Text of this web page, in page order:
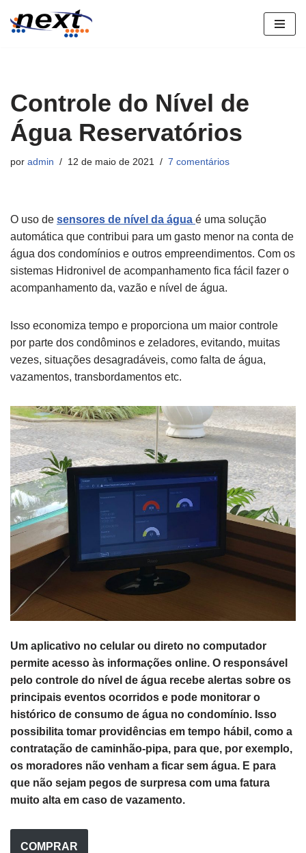
Controle do Nível de
Água Reservatórios
por admin 12 de maio de 2021 7 comentários
O uso de sensores de nível da água é uma solução
automática que contribui para um gasto menor na conta de
água dos condomínios e outros empreendimentos. Com os
sistemas Hidronivel de acompanhamento fica fácil fazer o
acompanhamento da, vazão e nível de água.
Isso economiza tempo e proporciona um maior controle
por parte dos condôminos e zeladores, evitando, muitas
vezes, situações desagradáveis, como falta de água,
vazamentos, transbordamentos etc.
Um aplicativo no celular ou direto no computador
permite acesso às informações online. O responsável
pelo controle do nível de água recebe alertas sobre os
principais eventos ocorridos e pode monitorar o
histórico de consumo de água no condomínio. Isso
possibilita tomar providências em tempo hábil, como a
contratação de caminhão-pipa, para que, por exemplo,
os moradores não venham a ficar sem água. E para
que não sejam pegos de surpresa com uma fatura
muito alta em caso de vazamento.
COMPRAR